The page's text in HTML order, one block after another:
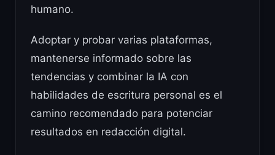
humano.
Adoptar y probar varias plataformas,
mantenerse informado sobre las
tendencias y combinar la IA con
habilidades de escritura personal es el
camino recomendado para potenciar
resultados en redacción digital.